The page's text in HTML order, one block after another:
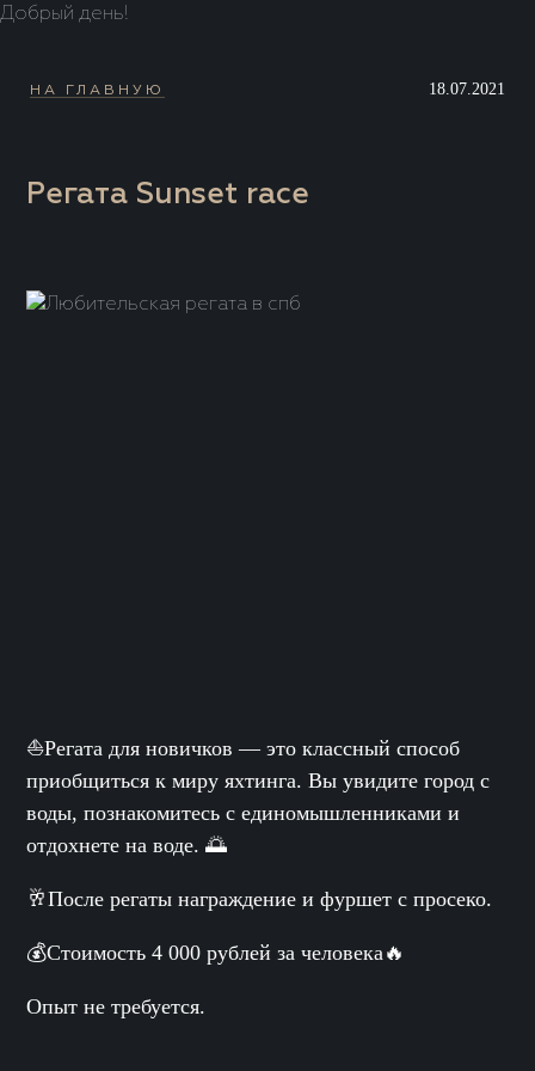
Добрый день!
НА ГЛАВНУЮ 18.07.2021
Регата Sunset race
⛵️Регата для новичков — это классный способ
приобщиться к миру яхтинга. Вы увидите город с
воды, познакомитесь с единомышленниками и
отдохнете на воде. 🌅
🥂После регаты награждение и фуршет с просеко.
💰Стоимость 4 000 рублей за человека🔥
Опыт не требуется.